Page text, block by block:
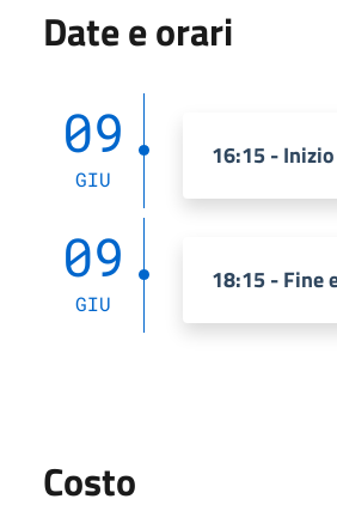
Date e orari
09
GIU
16:15 -
09
GIU
18:15 - Fine
Costo